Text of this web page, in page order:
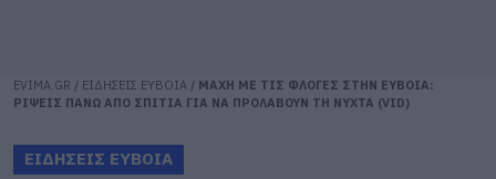
EVIMA.GR / ΕΙΔΗΣΕΙΣ ΕΥΒΟΙΑ / ΜΑΧΗ ΜΕ ΤΙΣ ΦΛΟΓΕΣ ΣΤΗΝ ΕΥΒΟΙΑ:
ΡΙΨΕΙΣ ΠΑΝΩ ΑΠΟ ΣΠΙΤΙΑ ΓΙΑ ΝΑ ΠΡΟΛΑΒΟΥΝ ΤΗ ΝΥΧΤΑ (VID)
ΕΙΔΗΣΕΙΣ ΕΥΒΟΙΑ